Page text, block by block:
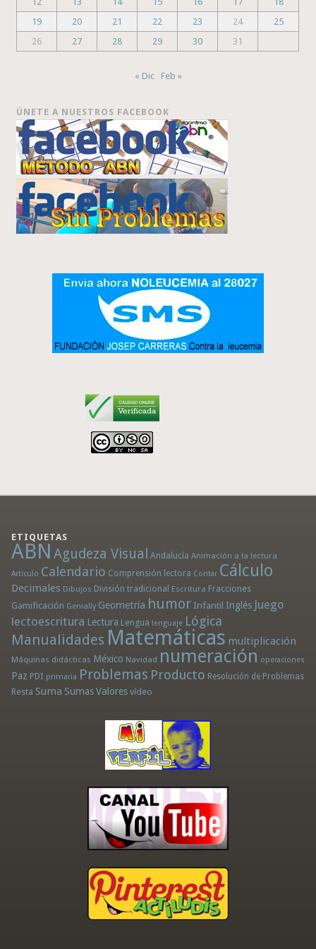
19
20 21 22 23 24
25
26
27 28 29 30 31
« Dic Feb »
ÚNETE A NUESTROS FACEBOOK
ETIQUETAS
ABN Agudeza Visual Andalucía Animación a la lectura
Artículo Calendario Comprensión lectora Contar Cálculo
Decimales Dibujos División tradicional Escritura Fracciones
Gamificación Genially Geometría humor Infantil Inglés Juego
lectoescritura Lectura Lengua lenguaje Lógica
Manualidades Matemáticas multiplicación
Máquinas didácticas México Navidad numeración operaciones
Paz PDI primaria Problemas Producto Resolución de Problemas
Resta Suma Sumas Valores vídeo